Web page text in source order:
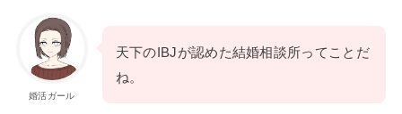
婚活ガール
天下のIBJが認めた結婚相談所ってことだ
ね。